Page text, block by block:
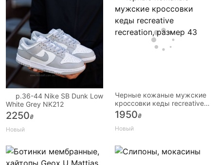
p.36-44 Nike SB Dunk Low
White Grey NK212
2250₴
Новый
Черные кожаные мужские
кроссовки кеды recreative
recreation, размер 43
1950₴
Новый